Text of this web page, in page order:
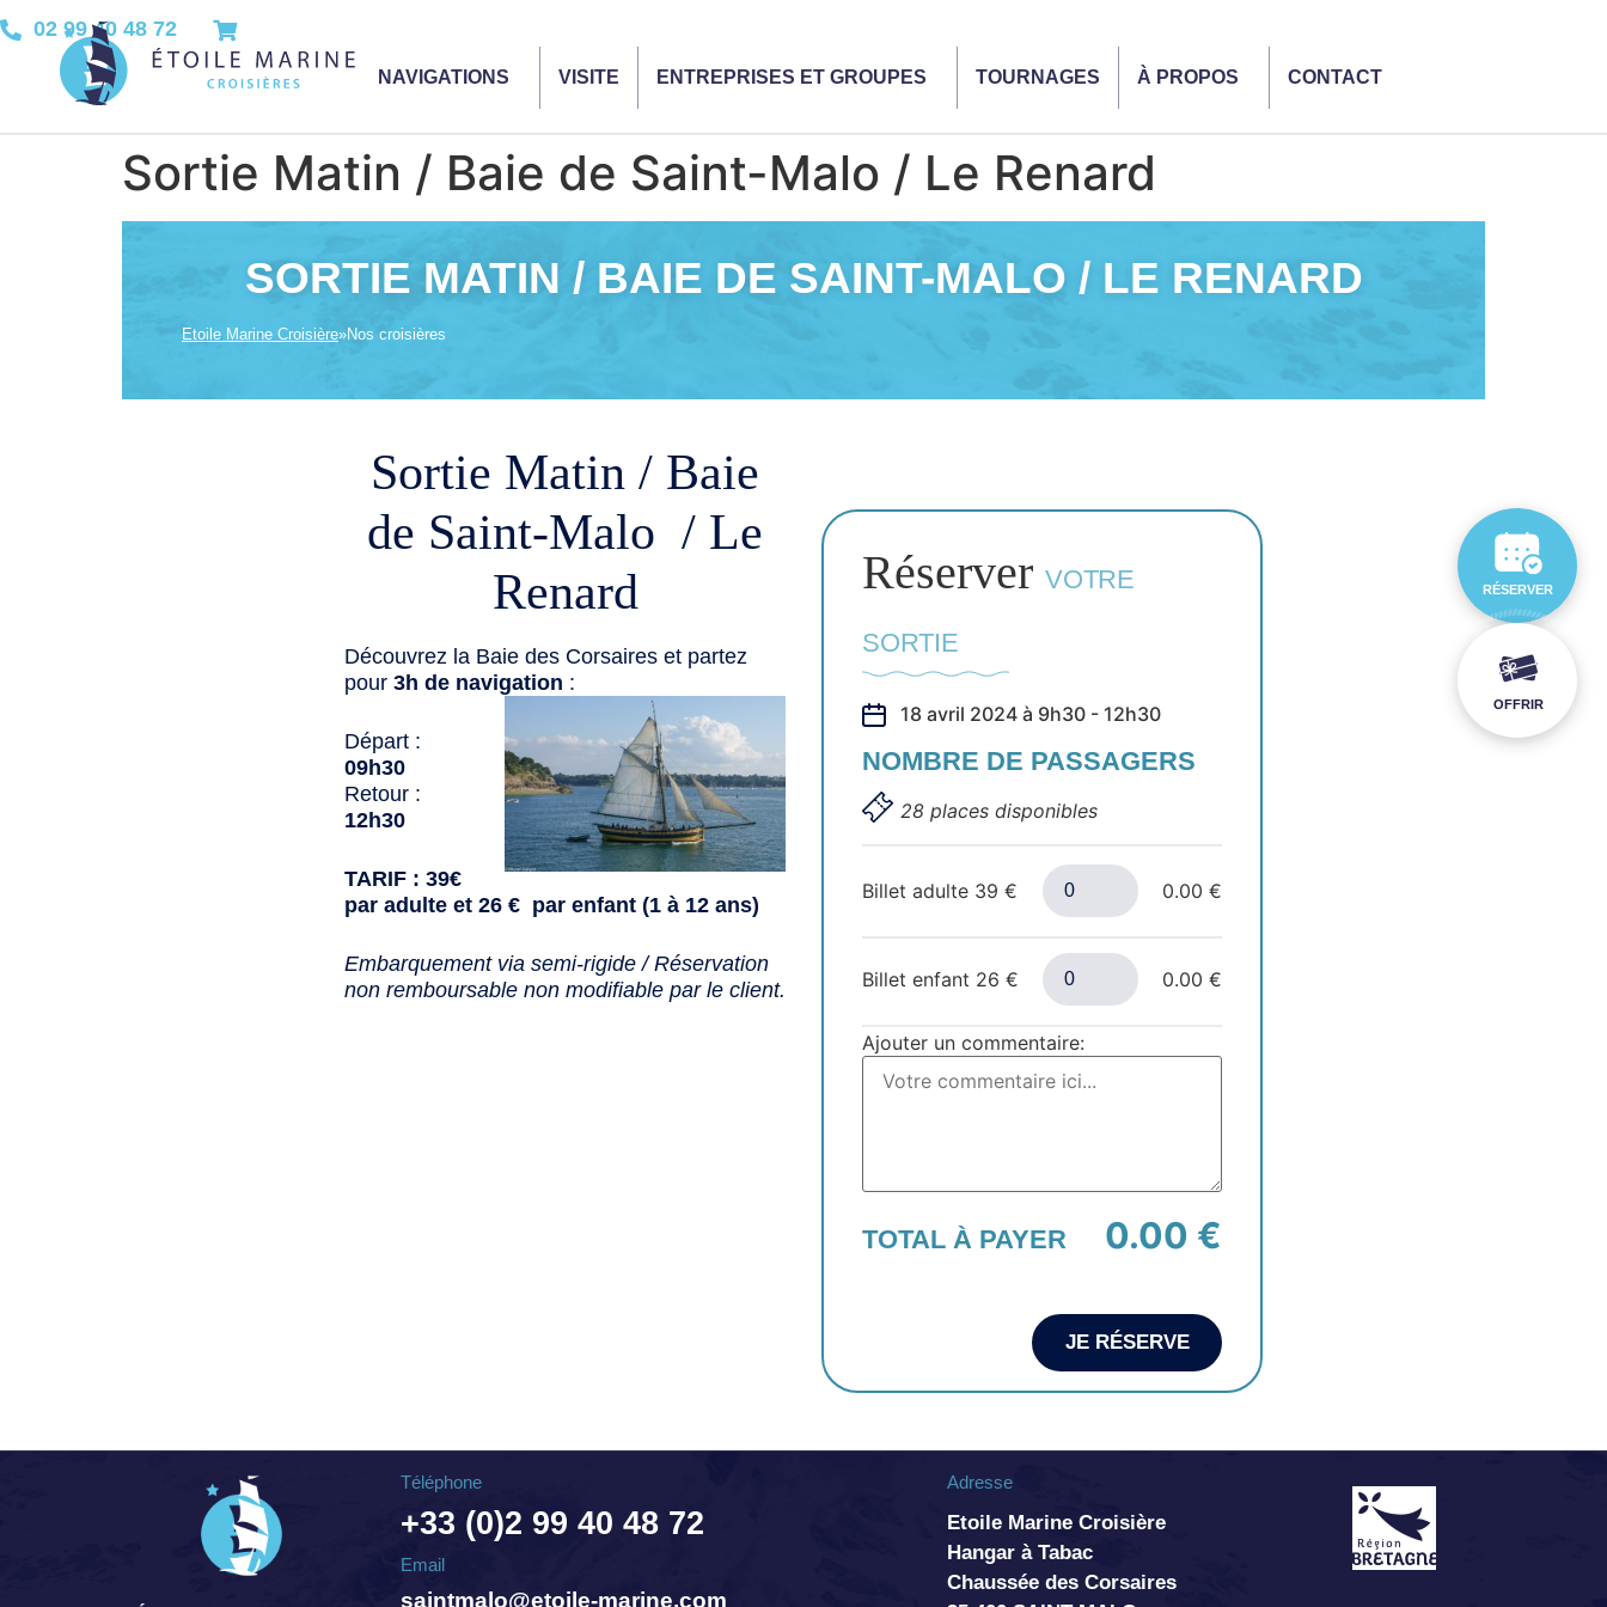
02 99 40 48 72
NAVIGATIONS VISITE ENTREPRISES ET GROUPES TOURNAGES À PROPOS CONTACT
Sortie Matin / Baie de Saint-Malo / Le Renard
SORTIE MATIN / BAIE DE SAINT-MALO / LE RENARD
Etoile Marine Croisière»Nos croisières
Sortie Matin / Baie
de Saint-Malo / Le
Renard
Découvrez la Baie des Corsaires et partez
pour 3h de navigation :
Départ :
09h30
Retour :
12h30
TARIF : 39€
par adulte et 26 € par enfant (1 à 12 ans)
Embarquement via semi-rigide / Réservation
non remboursable non modifiable par le client.
Réserver VOTRE
SORTIE
18 avril 2024 à 9h30 - 12h30
NOMBRE DE PASSAGERS
28 places disponibles
Billet adulte 39 € 0.00 €
Billet enfant 26 € 0.00 €
Ajouter un commentaire:
TOTAL À PAYER 0.00 €
JE RÉSERVE
Téléphone
+33 (0)2 99 40 48 72
Email
saintmalo@etoile-marine.com
Adresse
Etoile Marine Croisière
Hangar à Tabac
Chaussée des Corsaires
RÉSERVER
OFFRIR